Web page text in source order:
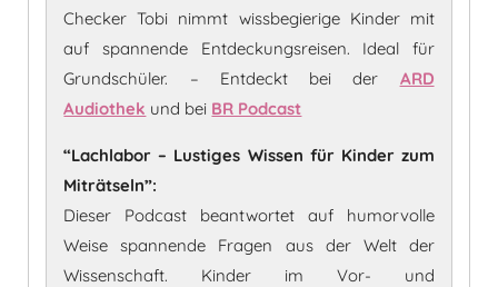
Checker Tobi nimmt wissbegierige Kinder mit
auf spannende Entdeckungsreisen. Ideal für
Grundschüler. – Entdeckt bei der ARD
Audiothek und bei BR Podcast
“Lachlabor – Lustiges Wissen für Kinder zum
Miträtseln”:
Dieser Podcast beantwortet auf humorvolle
Weise spannende Fragen aus der Welt der
Wissenschaft. Kinder im Vor- und